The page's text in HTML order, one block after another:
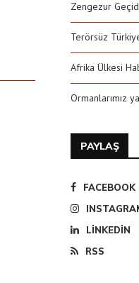
Zengezur
Terörsüz
Afrika Ülkesi
Ormanlarımız
PAYLAŞ
FACEBOOK
LINKEDIN
RSS